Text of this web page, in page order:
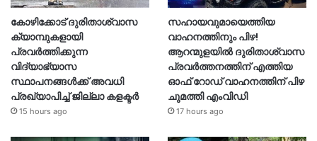
കോഴിക്കോട് ദുരിതാശ്വാസ
ക്യാമ്പുകളായി
പ്രവര്‍ത്തിക്കുന്ന
വിദ്യാഭ്യാസ
സ്ഥാപനങ്ങള്‍ക്ക് അവധി
പ്രഖ്യാപിച്ച് ജില്ലാ കളക്ടർ
15 hours ago
സഹായവുമായെത്തിയ
വാഹനത്തിനും പിഴ!
ആറന്മുളയില്‍ ദുരിതാശ്വാസ
പ്രവര്‍ത്തനത്തിന് എത്തിയ
ഓഫ് റോഡ് വാഹനത്തിന് പിഴ
ചുമത്തി എംവിഡി
17 hours ago